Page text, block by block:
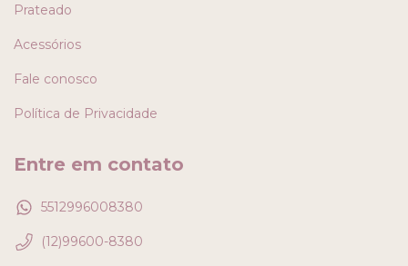
Prateado
Acessórios
Fale conosco
Política de Privacidade
Entre em contato
5512996008380
(12)99600-8380